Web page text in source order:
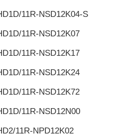
11R-NSD12K04-S
11R-NSD12K07
11R-NSD12K17
11R-NSD12K24
11R-NSD12K72
11R-NSD12N00
11R-NPD12K02